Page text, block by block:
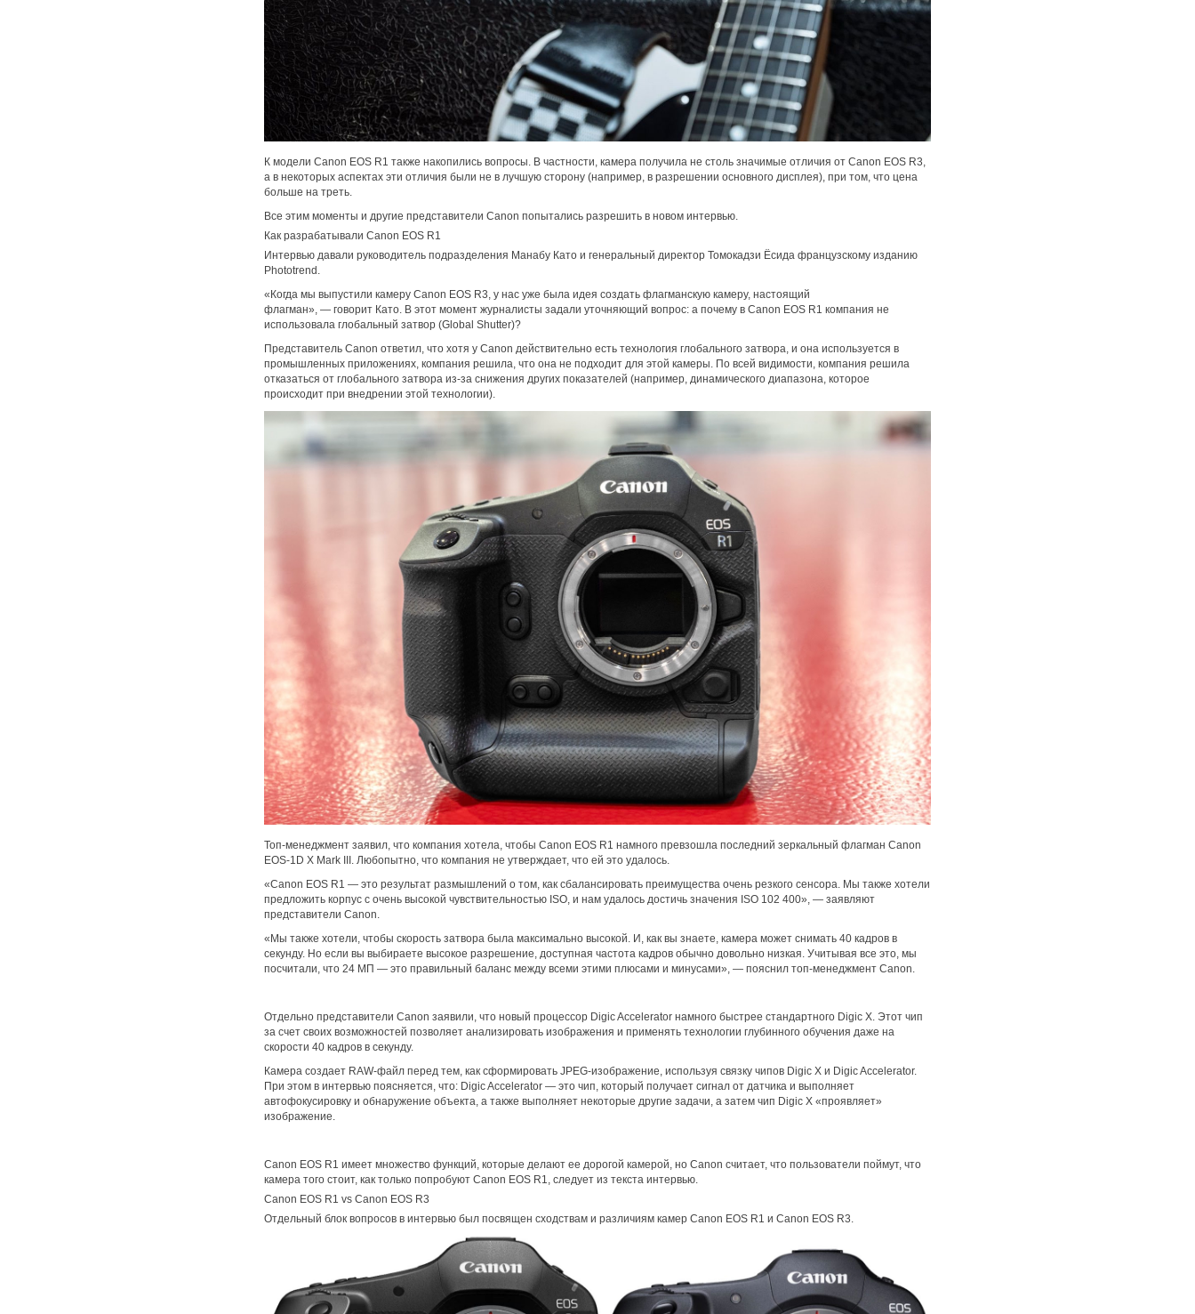
К модели Canon EOS R1 также накопились вопросы. В частности, камера получила не столь значимые отличия от Canon EOS R3,
а в некоторых аспектах эти отличия были не в лучшую сторону (например, в разрешении основного дисплея), при том, что цена
больше на треть.
Все этим моменты и другие представители Canon попытались разрешить в новом интервью.
Как разрабатывали Canon EOS R1
Интервью давали руководитель подразделения Манабу Като и генеральный директор Томокадзи Ёсида французскому изданию
Phototrend.
«Когда мы выпустили камеру Canon EOS R3, у нас уже была идея создать флагманскую камеру, настоящий
флагман», — говорит Като. В этот момент журналисты задали уточняющий вопрос: а почему в Canon EOS R1 компания не
использовала глобальный затвор (Global Shutter)?
Представитель Canon ответил, что хотя у Canon действительно есть технология глобального затвора, и она используется в
промышленных приложениях, компания решила, что она не подходит для этой камеры. По всей видимости, компания решила
отказаться от глобального затвора из-за снижения других показателей (например, динамического диапазона, которое
происходит при внедрении этой технологии).
Топ-менеджмент заявил, что компания хотела, чтобы Canon EOS R1 намного превзошла последний зеркальный флагман Canon
EOS-1D X Mark III. Любопытно, что компания не утверждает, что ей это удалось.
«Canon EOS R1 — это результат размышлений о том, как сбалансировать преимущества очень резкого сенсора. Мы также хотели
предложить корпус с очень высокой чувствительностью ISO, и нам удалось достичь значения ISO 102 400», — заявляют
представители Canon.
«Мы также хотели, чтобы скорость затвора была максимально высокой. И, как вы знаете, камера может снимать 40 кадров в
секунду. Но если вы выбираете высокое разрешение, доступная частота кадров обычно довольно низкая. Учитывая все это, мы
посчитали, что 24 МП — это правильный баланс между всеми этими плюсами и минусами», — пояснил топ-менеджмент Canon.
Отдельно представители Canon заявили, что новый процессор Digic Accelerator намного быстрее стандартного Digic X. Этот чип
за счет своих возможностей позволяет анализировать изображения и применять технологии глубинного обучения даже на
скорости 40 кадров в секунду.
Камера создает RAW-файл перед тем, как сформировать JPEG-изображение, используя связку чипов Digic X и Digic Accelerator.
При этом в интервью поясняется, что: Digic Accelerator — это чип, который получает сигнал от датчика и выполняет
автофокусировку и обнаружение объекта, а также выполняет некоторые другие задачи, а затем чип Digic X «проявляет»
изображение.
Canon EOS R1 имеет множество функций, которые делают ее дорогой камерой, но Canon считает, что пользователи поймут, что
камера того стоит, как только попробуют Canon EOS R1, следует из текста интервью.
Canon EOS R1 vs Canon EOS R3
Отдельный блок вопросов в интервью был посвящен сходствам и различиям камер Canon EOS R1 и Canon EOS R3.